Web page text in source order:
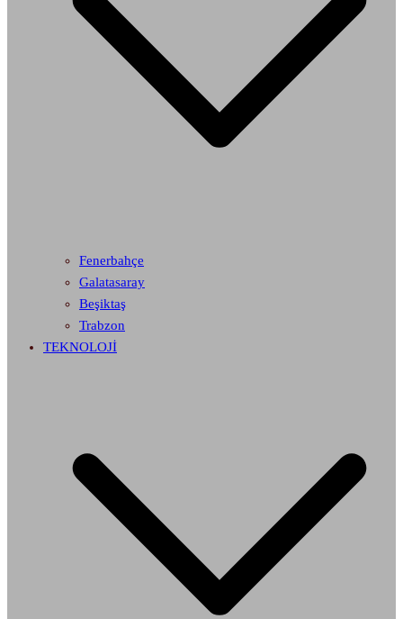
Fenerbahçe
Galatasaray
Beşiktaş
Trabzon
TEKNOLOJİ